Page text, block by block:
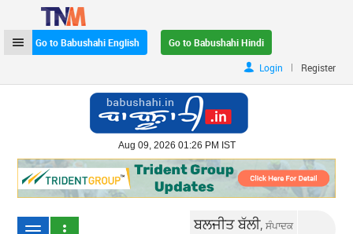
Go to Babushahi English
Go to Babushahi Hindi
Login
| Register
Aug 09, 2026 01:26 PM IST
ਬਲਜੀਤ ਬੱਲੀ,ਸੰਪਾਦਕ